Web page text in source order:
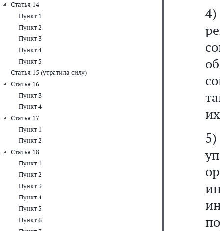
Статья 14
Пункт 1
Пункт 2
Пункт 3
Пункт 4
Пункт 5
Статья 15 (утратила силу)
Статья 16
Пункт 3
Пункт 4
Статья 17
Пункт 1
Пункт 2
Статья 18
Пункт 1
Пункт 2
Пункт 3
Пункт 4
Пункт 5
Пункт 6
4)